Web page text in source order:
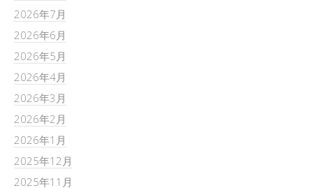
2026年7月
2026年6月
2026年5月
2026年4月
2026年3月
2026年2月
2026年1月
2025年12月
2025年11月